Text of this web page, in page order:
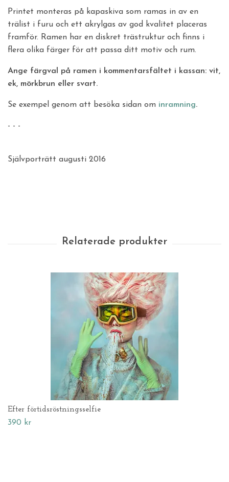
Printet monteras på kapaskiva som ramas in av en
trälist i furu och ett akrylgas av god kvalitet placeras
framför. Ramen har en diskret trästruktur och finns i
flera olika färger för att passa ditt motiv och rum.
Ange färgval på ramen i kommentarsfältet i kassan: vit,
ek, mörkbrun eller svart.
Se exempel genom att besöka sidan om inramning.
- - -
Självporträtt augusti 2016
Efter förtidsröstningsselfie
390 kr